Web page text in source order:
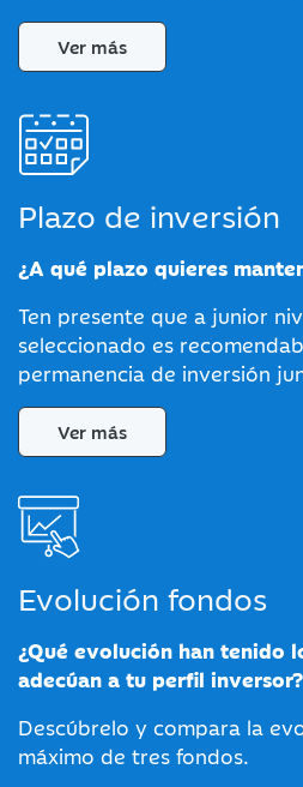
Ver más
Plazo de inversión
¿A qué plazo quieres
Ten presente que a junior
seleccionado es
permanencia de inversión
Ver más
Evolución fondos
¿Qué evolución han tenido
adecúan a tu perfil inversor?
Descúbrelo y compara la
máximo de tres fondos.